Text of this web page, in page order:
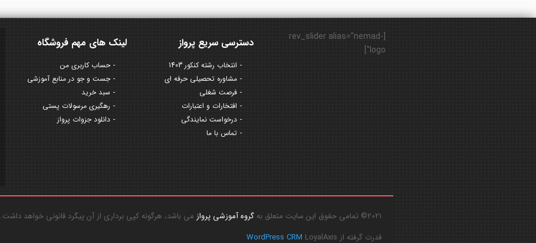
لینک های مهم فروشگاه
حساب کاربری من
جست و جو در منابع آموزشی
سبد خرید
رهگیری مرسولات پستی
دانلود جزوات پرواز
دسترسی سریع پرواز
انتخاب رشته کنکور 1403
مشاوره تحصیلی حرفه ای
فرصت شغلی
افتخارات و اعتبارات
درخواست نمایندگی
تماس با ما
[rev_slider alias="nemad-
logo"]
2021© تمامی حقوق این سایت متعلق به گروه آموزشی پروازمی باشد، هرگونه کپی برداری از آن پیگرد قانونی خواهد داشت.
قدرت گرفته از
WordPress CRM LoyalAxis